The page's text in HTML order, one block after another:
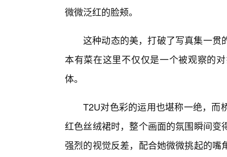
微微泛红的脸颊。
这种动态的美，打破了写真集一贯
本有菜在这里不仅仅是一个被观察的
体。
T2U对色彩的运用也堪称一绝，而
红色丝绒裙时，整个画面的氛围瞬间
强烈的视觉反差，配合她微微挑起的